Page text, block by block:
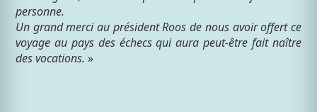
personne.
Un grand merci au président Roos de nous avoir offert ce
voyage au pays des échecs qui aura peut-être fait naître
des vocations. »